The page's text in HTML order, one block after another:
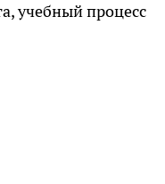
учебный процесс